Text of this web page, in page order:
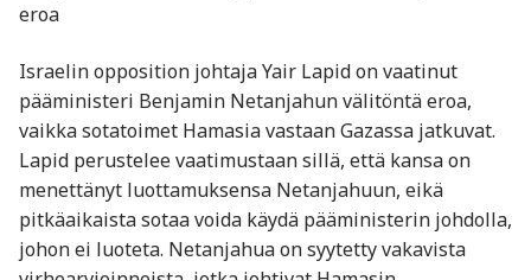
eroa
Israelin opposition johtaja Yair Lapid on vaatinut
pääministeri Benjamin Netanjahun välitöntä eroa,
vaikka sotatoimet Hamasia vastaan Gazassa jatkuvat.
Lapid perustelee vaatimustaan sillä, että kansa on
menettänyt luottamuksensa Netanjahuun, eikä
pitkäaikaista sotaa voida käydä pääministerin johdolla,
johon ei luoteta. Netanjahua on syytetty vakavista